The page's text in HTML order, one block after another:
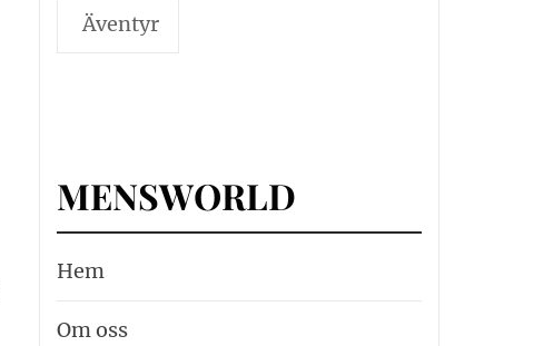
Äventyr
MENSWORLD
Hem
Om oss